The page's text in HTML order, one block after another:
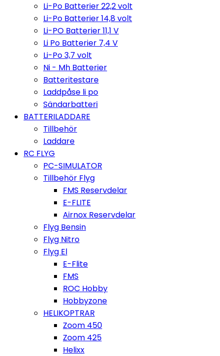
Li-Po Batterier 22,2 volt
Li-Po Batterier 14,8 volt
Li-PO Batterier 11,1 V
Li Po Batterier 7,4 V
Li-Po 3,7 volt
Ni - Mh Batterier
Batteritestare
Laddpåse li po
Sändarbatteri
BATTERILADDARE
Tillbehör
Laddare
RC FLYG
PC-SIMULATOR
Tillbehör Flyg
FMS Reservdelar
E-FLITE
Airnox Reservdelar
Flyg Bensin
Flyg Nitro
Flyg El
E-Flite
FMS
ROC Hobby
Hobbyzone
HELIKOPTRAR
Zoom 450
Zoom 425
Helixx